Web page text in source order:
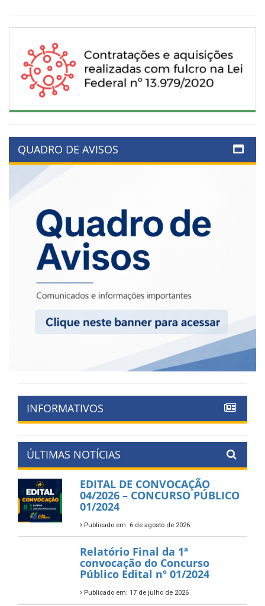
QUADRO DE AVISOS
INFORMATIVOS
ÚLTIMAS NOTÍCIAS
EDITAL DE CONVOCAÇÃO
04/2026 – CONCURSO PÚBLICO
01/2024
Publicado em: 6 de agosto de 2026
Relatório Final da 1ª
convocação do Concurso
Público Edital nº 01/2024
Publicado em: 17 de julho de 2026